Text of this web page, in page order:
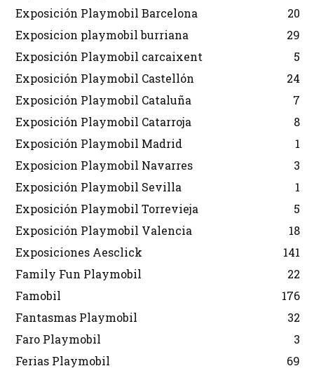
Exposición Playmobil Barcelona
20
Exposicion playmobil burriana
29
Exposición Playmobil carcaixent
5
Exposición Playmobil Castellón
24
Exposición Playmobil Cataluña
7
Exposición Playmobil Catarroja
8
Exposición Playmobil Madrid
1
Exposicion Playmobil Navarres
3
Exposición Playmobil Sevilla
1
Exposición Playmobil Torrevieja
5
Exposición Playmobil Valencia
18
Exposiciones Aesclick
141
Family Fun Playmobil
22
Famobil
176
Fantasmas Playmobil
32
Faro Playmobil
3
Ferias Playmobil
69